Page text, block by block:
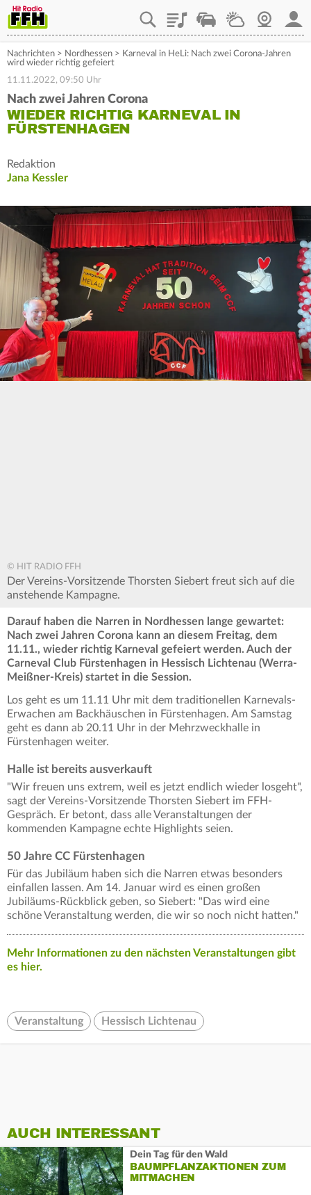
PlaylistStaupilotWetterWebcam
Nachrichten > Nordhessen > Karneval in HeLi: Nach zwei Corona-Jahren
wird wieder richtig gefeiert
11.11.2022, 09:50 Uhr
Nach zwei Jahren Corona
WIEDER RICHTIG KARNEVAL IN
FÜRSTENHAGEN
Redaktion
Jana Kessler
© HIT RADIO FFH
Der Vereins-Vorsitzende Thorsten Siebert freut sich auf die
anstehende Kampagne.
Darauf haben die Narren in Nordhessen lange gewartet:
Nach zwei Jahren Corona kann an diesem Freitag, dem
11.11., wieder richtig Karneval gefeiert werden. Auch der
Carneval Club Fürstenhagen in Hessisch Lichtenau (Werra-
Meißner-Kreis) startet in die Session.
Los geht es um 11.11 Uhr mit dem traditionellen Karnevals-
Erwachen am Backhäuschen in Fürstenhagen. Am Samstag
geht es dann ab 20.11 Uhr in der Mehrzweckhalle in
Fürstenhagen weiter.
Halle ist bereits ausverkauft
"Wir freuen uns extrem, weil es jetzt endlich wieder losgeht",
sagt der Vereins-Vorsitzende Thorsten Siebert im FFH-
Gespräch. Er betont, dass alle Veranstaltungen der
kommenden Kampagne echte Highlights seien.
50 Jahre CC Fürstenhagen
Für das Jubiläum haben sich die Narren etwas besonders
einfallen lassen. Am 14. Januar wird es einen großen
Jubiläums-Rückblick geben, so Siebert: "Das wird eine
schöne Veranstaltung werden, die wir so noch nicht hatten."
Mehr Informationen zu den nächsten Veranstaltungen gibt
es hier.
Veranstaltung Hessisch Lichtenau
AUCH INTERESSANT
Dein Tag für den Wald
BAUMPFLANZAKTIONEN ZUM
MITMACHEN